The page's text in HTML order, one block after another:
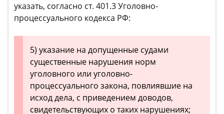
указать, согласно ст. 401.3 Уголовно-
процессуального кодекса РФ:
5) указание на допущенные судами
существенные нарушения норм
уголовного или уголовно-
процессуального закона, повлиявшие на
исход дела, с приведением доводов,
свидетельствующих о таких нарушениях;